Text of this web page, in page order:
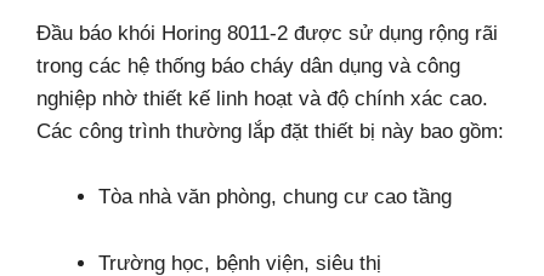
Đầu báo khói Horing 8011-2 được sử dụng rộng rãi
trong các hệ thống báo cháy dân dụng và công
nghiệp nhờ thiết kế linh hoạt và độ chính xác cao.
Các công trình thường lắp đặt thiết bị này bao gồm:
Tòa nhà văn phòng, chung cư cao tầng
Trường học, bệnh viện, siêu thị